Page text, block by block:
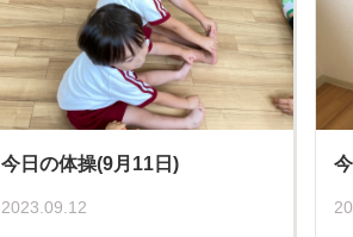
今日の体操(9月11日)
2023.09.12